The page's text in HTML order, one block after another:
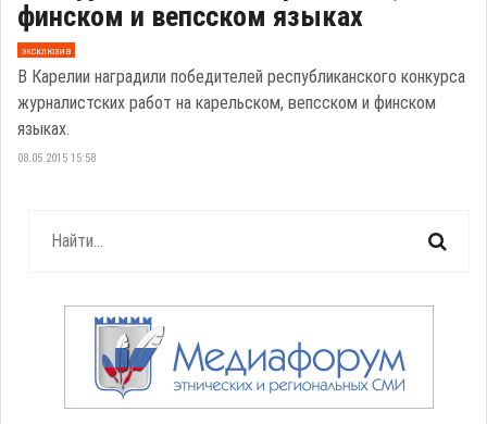
финском и вепсском языках
эксклюзив
В Карелии наградили победителей республиканского конкурса
журналистских работ на карельском, вепсском и финском
языках.
08.05.2015 15:58